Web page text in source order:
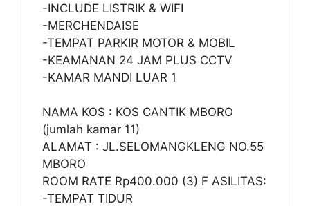
-INCLUDE LISTRIK & WIFI
-MERCHENDAISE
-TEMPAT PARKIR MOTOR & MOBIL
-KEAMANAN 24 JAM PLUS CCTV
-KAMAR MANDI LUAR 1
NAMA KOS : KOS CANTIK MBORO
(jumlah kamar 11)
ALAMAT : JL.SELOMANGKLENG NO.55
MBORO
ROOM RATE Rp400.000 (3) F ASILITAS:
-TEMPAT TIDUR